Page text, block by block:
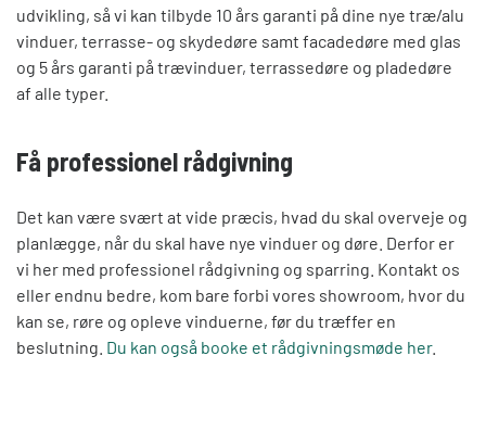
udvikling, så vi kan tilbyde 10 års garanti på dine nye træ/alu
vinduer, terrasse- og skydedøre samt facadedøre med glas
og 5 års garanti på trævinduer, terrassedøre og pladedøre
af alle typer.
Få professionel rådgivning
Det kan være svært at vide præcis, hvad du skal overveje og
planlægge, når du skal have nye vinduer og døre. Derfor er
vi her med professionel rådgivning og sparring. Kontakt os
eller endnu bedre, kom bare forbi vores showroom, hvor du
kan se, røre og opleve vinduerne, før du træffer en
beslutning. Du kan også booke et rådgivningsmøde her.